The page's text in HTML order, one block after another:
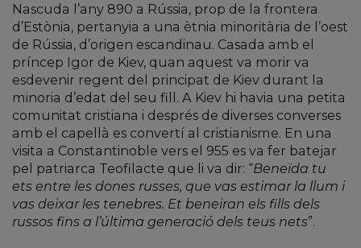
Nascuda l’any 890 a Rússia, prop de la frontera
d’Estònia, pertanyia a una ètnia minoritària de l’oest
de Rússia, d’origen escandinau. Casada amb el
príncep Igor de Kiev, quan aquest va morir va
esdevenir regent del principat de Kiev durant la
minoria d’edat del seu fill. A Kiev hi havia una petita
comunitat cristiana i després de diverses converses
amb el capellà es convertí al cristianisme. En una
visita a Constantinoble vers el 955 es va fer batejar
pel patriarca Teofilacte que li va dir: “Beneïda tu
ets entre les dones russes, que vas estimar la llum i
vas deixar les tenebres. Et beneiran els fills dels
russos fins a l’última generació dels teus nets”.